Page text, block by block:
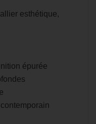
esthétique,
épurée